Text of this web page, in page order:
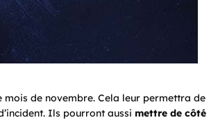
de novembre. Cela leur permettra de
Ils pourront aussi mettre de côté